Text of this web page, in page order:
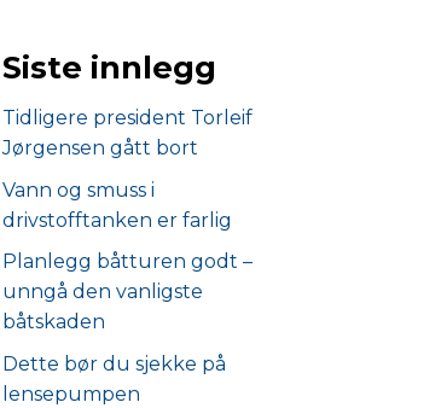
Siste innlegg
Tidligere president Torleif
Jørgensen gått bort
Vann og smuss i
drivstofftanken er farlig
Planlegg båtturen godt –
unngå den vanligste
båtskaden
Dette bør du sjekke på
lensepumpen